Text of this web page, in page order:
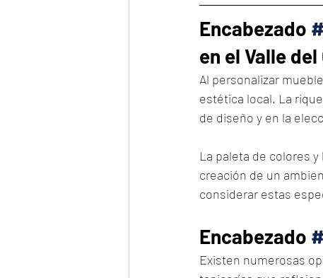
Encabezado
en el Valle
Al personalizar
estética local. La
de diseño y en la
La paleta de colores
creación de un
considerar estas
Encabezado
Existen numerosas